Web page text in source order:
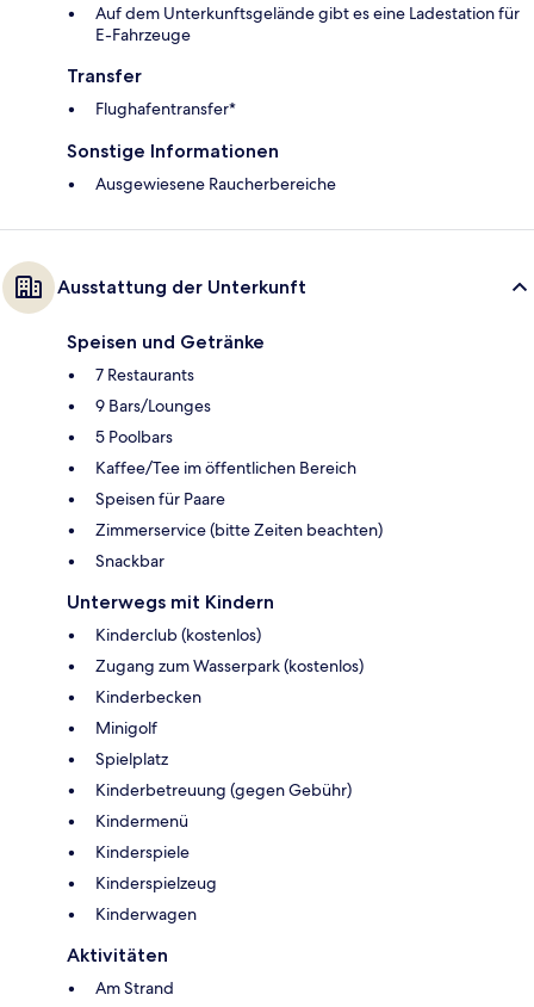
Auf dem Unterkunftsgelände gibt es eine Ladestation für
E-Fahrzeuge
Transfer
Flughafentransfer*
Sonstige Informationen
Ausgewiesene Raucherbereiche
Ausstattung der Unterkunft
Speisen und Getränke
7 Restaurants
9 Bars/Lounges
5 Poolbars
Kaffee/Tee im öffentlichen Bereich
Speisen für Paare
Zimmerservice (bitte Zeiten beachten)
Snackbar
Unterwegs mit Kindern
Kinderclub (kostenlos)
Zugang zum Wasserpark (kostenlos)
Kinderbecken
Minigolf
Spielplatz
Kinderbetreuung (gegen Gebühr)
Kindermenü
Kinderspiele
Kinderspielzeug
Kinderwagen
Aktivitäten
Am Strand